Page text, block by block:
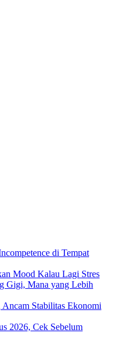
di Tempat
Mood Kalau Lagi Stres
Gigi, Mana yang Lebih
Stabilitas Ekonomi
2026, Cek Sebelum